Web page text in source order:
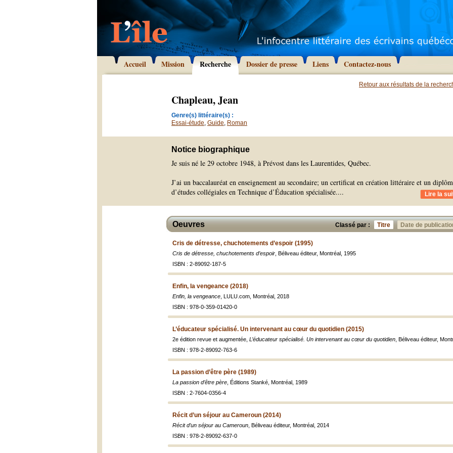
Accueil Mission Recherche Dossier de presse Liens Contactez-nous
Retour aux résultats de la
Chapleau, Jean
Genre(s) littéraire(s) :
Essai-étude, Guide, Roman
Notice biographique
Je suis né le 29 octobre 1948, à Prévost dans les Laurentides, Québec.
J’ai un baccalauréat en enseignement au secondaire; un certificat en création littéraire et un
d’études collégiales en Technique d’Éducation spécialisée.... Lire la
Classé par : Titre Date de
Oeuvres
Cris de détresse, chuchotements d’espoir (1995)
Cris de détresse, chuchotements d’espoir , Béliveau éditeur, Montréal, 1995
ISBN : 2-89092-187-5
Enfin, la vengeance (2018)
Enfin, la vengeance , LULU.com, Montréal, 2018
ISBN : 978-0-359-01420-0
L’éducateur spécialisé. Un intervenant au cœur du quotidien (2015)
2e édition revue et augmentée, L’éducateur spécialisé. Un intervenant au cœur du quotidien , Béliveau éditeur,
ISBN : 978-2-89092-763-6
La passion d’être père (1989)
La passion d’être père , Éditions Stanké, Montréal, 1989
ISBN : 2-7604-0356-4
Récit d’un séjour au Cameroun (2014)
Récit d’un séjour au Cameroun , Béliveau éditeur, Montréal, 2014
ISBN : 978-2-89092-637-0